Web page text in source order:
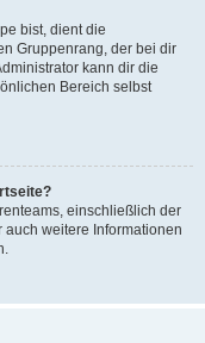
bist, dient die
Gruppenrang, der bei dir
kann dir die
Bereich selbst
einschließlich der
weitere Informationen